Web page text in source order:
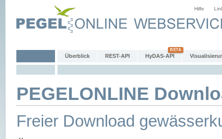
Hilfe
Überblick REST-API HyDAS-API
PEGELONLINE
Freier Download